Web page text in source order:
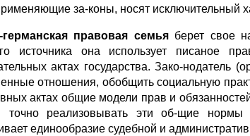
за-коны, носят исключительный
германская правовая семья берет свое
источника она использует писаное
актах государства. Зако-нодатель
отношения, обобщить социальную
актах общие модели прав и
точно реализовывать эти об-щие
единообразие судебной и